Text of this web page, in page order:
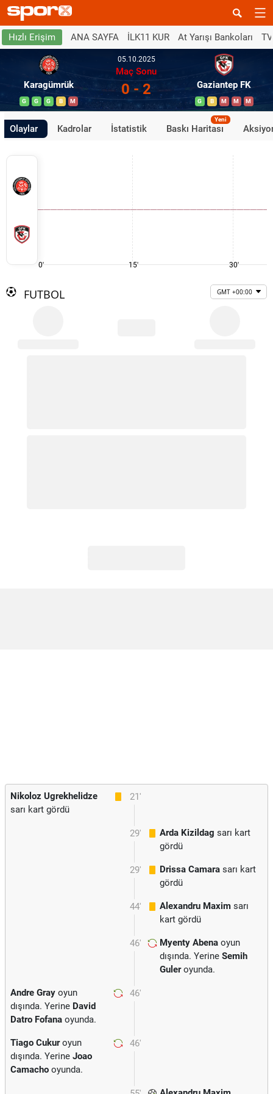
Hızlı Erişim ANA SAYFA İLK11 KUR At Yarışı Bankoları
Karagümrük
G G G B M
05.10.2025
Maç Sonu
0 - 2 Gaziantep FK
G B M M M
Olaylar Kadrolar İstatistik Baskı Haritası
Yeni
0' 15' 30'
FUTBOL GMT +00:00
21'
Nikoloz Ugrekhelidze
sarı kart gördü
29' Arda Kizildag sarı kart
gördü
29' Drissa Camara sarı kart
gördü
44' Alexandru Maxim sarı
kart gördü
46' Myenty Abena oyun
dışında. Yerine Semih
Guleroyunda.
46'
Andre Gray oyun
dışında. Yerine David
Datro Fofana oyunda.
46'
Tiago Cukuroyun
dışında. Yerine Joao
Camacho oyunda.